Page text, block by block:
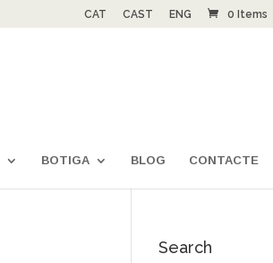
CAT CAST ENG 0 Items
BOTIGA BLOG CONTACTE
Search